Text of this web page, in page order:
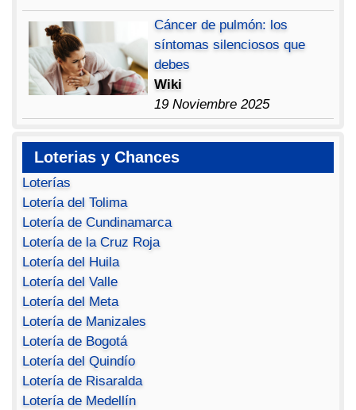
Cáncer de pulmón: los
síntomas silenciosos que
debes
Wiki
19 Noviembre 2025
Loterias y Chances
Loterías
Lotería del Tolima
Lotería de Cundinamarca
Lotería de la Cruz Roja
Lotería del Huila
Lotería del Valle
Lotería del Meta
Lotería de Manizales
Lotería de Bogotá
Lotería del Quindío
Lotería de Risaralda
Lotería de Medellín